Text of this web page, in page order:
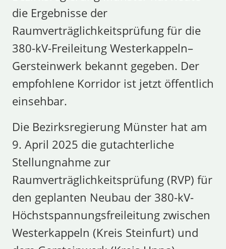
die Ergebnisse der
Raumverträglichkeitsprüfung für die
380-kV-Freileitung Westerkappeln–
Gersteinwerk bekannt gegeben. Der
empfohlene Korridor ist jetzt öffentlich
einsehbar.
Die Bezirksregierung Münster hat am
9. April 2025 die gutachterliche
Stellungnahme zur
Raumverträglichkeitsprüfung (RVP) für
den geplanten Neubau der 380-kV-
Höchstspannungsfreileitung zwischen
Westerkappeln (Kreis Steinfurt) und